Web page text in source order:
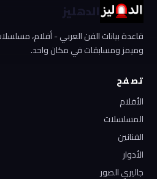
الدهليز
قاعدة بيانات الفن العربي - أفلام،
وميمز ومسابقات في مكان واحد.
تصفح
الأفلام
المسلسلات
الفنانين
الأدوار
جاليري الصور